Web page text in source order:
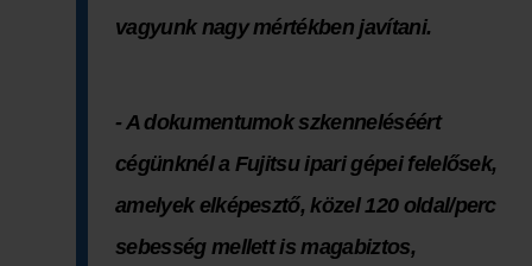
vagyunk nagy mértékben javítani.
- A dokumentumok szkenneléséért
cégünknél a Fujitsu ipari gépei felelősek,
amelyek elképesztő, közel 120 oldal/perc
sebesség mellett is magabiztos,